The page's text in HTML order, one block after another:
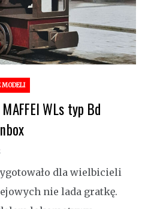
MODELI
WLs typ Bd
dla wielbicieli
nie lada gratkę.